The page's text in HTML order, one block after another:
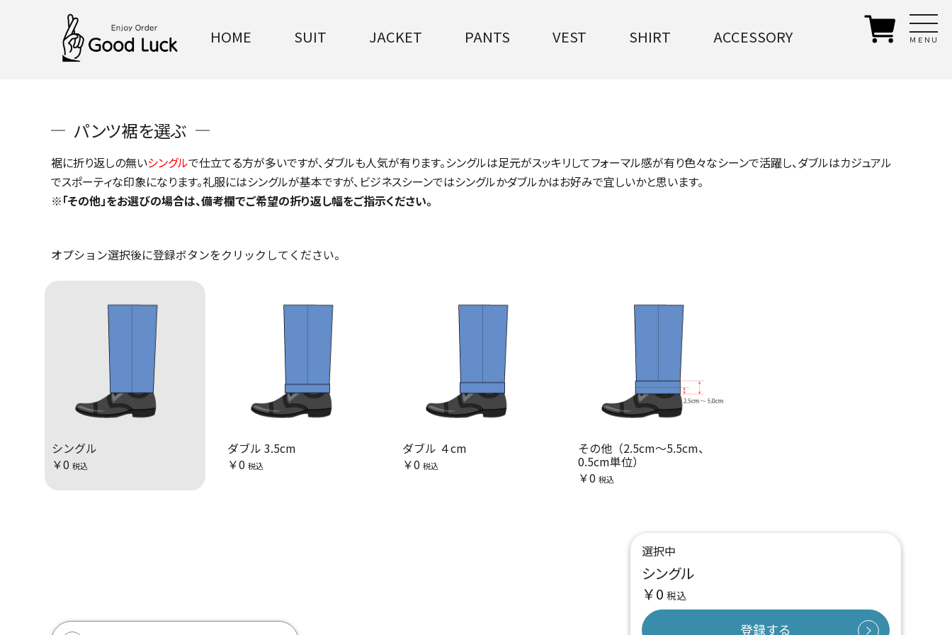
ＭＥＮＵ
HOME SUIT JACKET PANTS VEST SHIRT ACCESSORY
パンツ裾を選ぶ
裾に折り返しの無いシングルで仕立てる方が多いですが、ダブルも人気が有ります。シングルは足元がスッキリしてフォーマル感が有り色々なシーンで活躍し、ダブルはカジュアル
でスポーティな印象になります。礼服にはシングルが基本ですが、ビジネスシーンではシングルかダブルかはお好みで宜しいかと思います。
※「その他」をお選びの場合は、備考欄でご希望の折り返し幅をご指示ください。
オプション選択後に登録ボタンをクリックしてください。
シングル
￥0 税込
ダブル 3.5cm
￥0 税込
ダブル ４cm
￥0 税込
その他（2.5cm～5.5cm、
0.5cm単位）
￥0 税込
選択中
シングル
￥0 税込
登録する